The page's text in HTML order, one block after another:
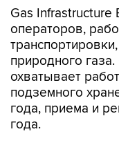
Gas Infrastructure
операторов,
природного газа.
охватывает
подземного
года, приема и
года.